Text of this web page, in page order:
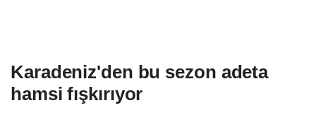
Karadeniz'den bu sezon adeta
hamsi fışkırıyor